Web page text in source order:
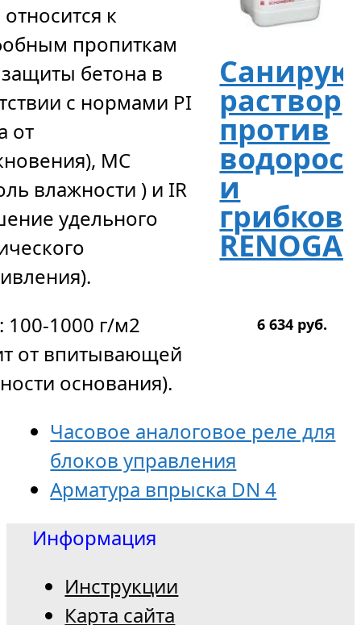
к
пропиткам
бетона в
с нормами PI
от
MC
влажности ) и IR
удельного
100-1000 г/м2
от впитывающей
основания).
раствор
против
и
грибков
RENOGAL
6 634 руб.
Часовое аналоговое реле для
блоков управления
Арматура впрыска DN 4
Информация
Инструкции
Карта сайта